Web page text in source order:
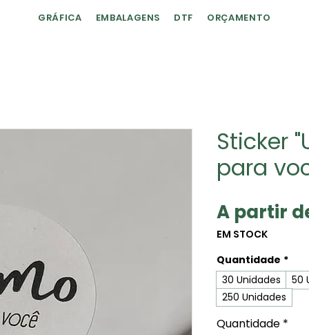
GRÁFICA EMBALAGENS DTF ORÇAMENTO
Sticker
para
A partir
EM STOCK
Quantidade *
30 Unidades
50
250 Unidades
Quantidade *